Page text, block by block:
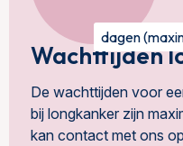
dagen
Wachttijden
De wachttijden voor
bij longkanker zijn
kan contact met ons